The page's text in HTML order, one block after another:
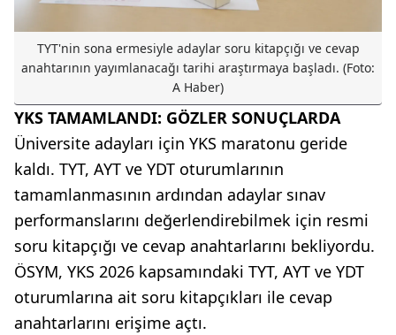
TYT'nin sona ermesiyle adaylar soru kitapçığı ve cevap
anahtarının yayımlanacağı tarihi araştırmaya başladı. (Foto:
A Haber)
YKS TAMAMLANDI: GÖZLER SONUÇLARDA
Üniversite adayları için YKS maratonu geride
kaldı. TYT, AYT ve YDT oturumlarının
tamamlanmasının ardından adaylar sınav
performanslarını değerlendirebilmek için resmi
soru kitapçığı ve cevap anahtarlarını bekliyordu.
ÖSYM, YKS 2026 kapsamındaki TYT, AYT ve YDT
oturumlarına ait soru kitapçıkları ile cevap
anahtarlarını erişime açtı.